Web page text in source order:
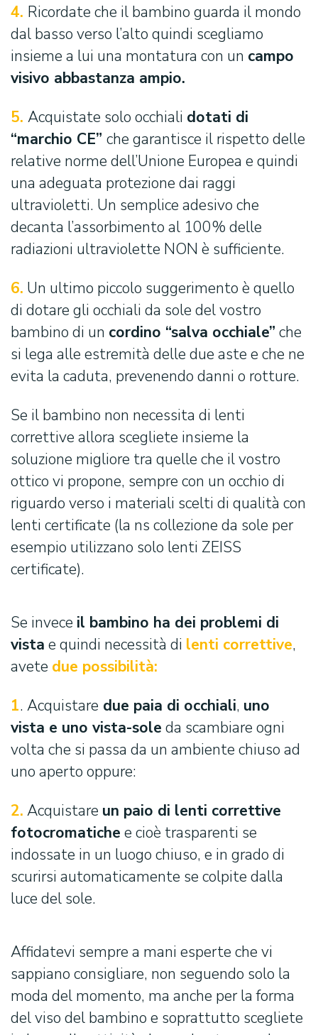
4. Ricordate che il bambino guarda il mondo
dal basso verso l’alto quindi scegliamo
insieme a lui una montatura con un campo
visivo abbastanza ampio.
5. Acquistate solo occhiali dotati di
“marchio CE” che garantisce il rispetto delle
relative norme dell’Unione Europea e quindi
una adeguata protezione dai raggi
ultravioletti. Un semplice adesivo che
decanta l’assorbimento al 100% delle
radiazioni ultraviolette NON è sufficiente.
6. Un ultimo piccolo suggerimento è quello
di dotare gli occhiali da sole del vostro
bambino di un cordino “salva occhiale” che
si lega alle estremità delle due aste e che ne
evita la caduta, prevenendo danni o rotture.
Se il bambino non necessita di lenti
correttive allora scegliete insieme la
soluzione migliore tra quelle che il vostro
ottico vi propone, sempre con un occhio di
riguardo verso i materiali scelti di qualità con
lenti certificate (la ns collezione da sole per
esempio utilizzano solo lenti ZEISS
certificate).
Se invece il bambino ha dei problemi di
vista e quindi necessità di lenti correttive,
avete due possibilità:
1. Acquistare due paia di occhiali, uno
vista e uno vista-sole da scambiare ogni
volta che si passa da un ambiente chiuso ad
uno aperto oppure:
2. Acquistare un paio di lenti correttive
fotocromatiche e cioè trasparenti se
indossate in un luogo chiuso, e in grado di
scurirsi automaticamente se colpite dalla
luce del sole.
Affidatevi sempre a mani esperte che vi
sappiano consigliare, non seguendo solo la
moda del momento, ma anche per la forma
del viso del bambino e soprattutto scegliete